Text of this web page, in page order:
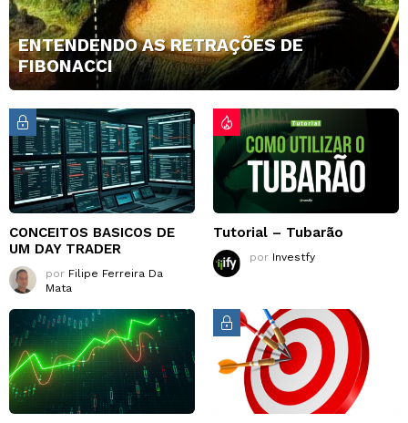
ENTENDENDO AS RETRAÇÕES DE
FIBONACCI
CONCEITOS BASICOS DE
UM DAY TRADER
por Filipe Ferreira Da
Mata
Tutorial – Tubarão
por Investfy